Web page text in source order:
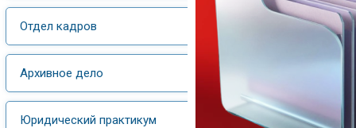
Отдел кадров
Архивное дело
Юридический практикум